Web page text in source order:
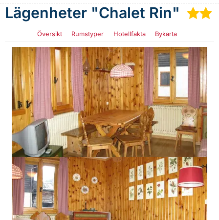
Lägenheter "Chalet Rin" ★
Översikt Rumstyper Hotellfakta Bykarta